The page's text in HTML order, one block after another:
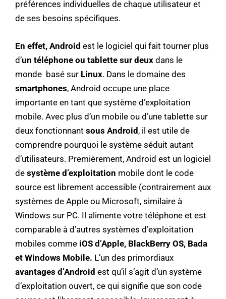
préférences individuelles de chaque utilisateur et
de ses besoins spécifiques.
En effet, Android est le logiciel qui fait tourner plus
d’un téléphone ou tablette sur deux dans le
monde basé sur Linux. Dans le domaine des
smartphones, Android occupe une place
importante en tant que système d’exploitation
mobile. Avec plus d’un mobile ou d’une tablette sur
deux fonctionnant sous Android , il est utile de
comprendre pourquoi le système séduit autant
d’utilisateurs. Premièrement, Android est un logiciel
de système d’exploitation mobile dont le code
source est librement accessible (contrairement aux
systèmes de Apple ou Microsoft, similaire à
Windows sur PC. Il alimente votre téléphone et est
comparable à d’autres systèmes d’exploitation
mobiles comme iOS d’Apple, BlackBerry OS, Bada
et Windows Mobile. L’un des primordiaux
avantages d’Android est qu’il s’agit d’un système
d’exploitation ouvert, ce qui signifie que son code